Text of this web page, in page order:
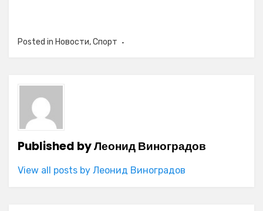
Posted in Новости,Спорт
Published byЛеонид Виноградов
View all posts by Леонид Виноградов